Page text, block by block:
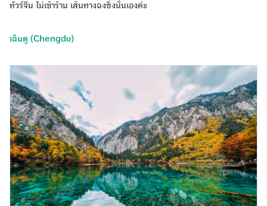
ทัวร์จีน ไม่เข้าร้าน เส้นทางฉงชิ่งนั่นเองค่ะ
เฉินตู (Chengdu)